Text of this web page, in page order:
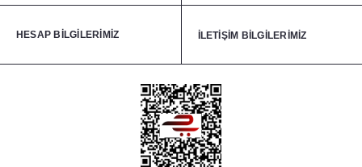
HESAP BİLGİLERİMİZ İLETİŞİM BİLGİLERİMİZ